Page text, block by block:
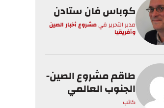
كوباس فان ستادن
مدير التحرير فيمشروع أخبار الصين
وأفريقيا
طاقم مشروع الصين-
الجنوب العالمي
كاتب